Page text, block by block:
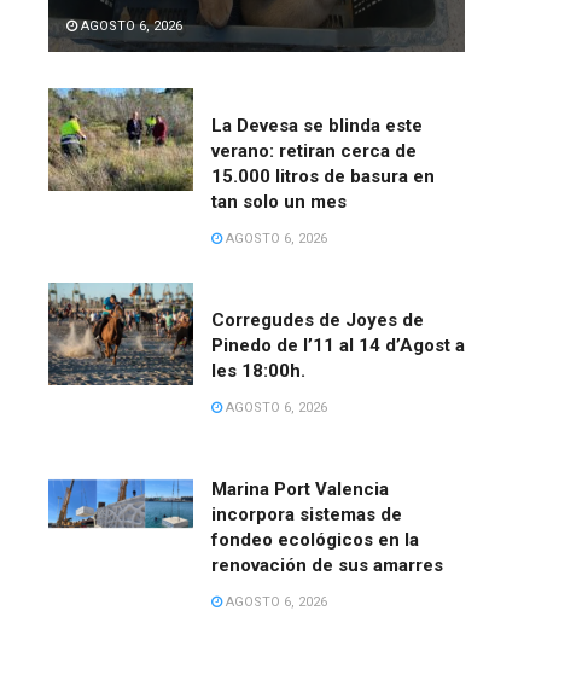
AGOSTO 6, 2026
La Devesa se blinda este
verano: retiran cerca de
15.000 litros de basura en
tan solo un mes
AGOSTO 6, 2026
Corregudes de Joyes de
Pinedo de l’11 al 14 d’Agost a
les 18:00h.
AGOSTO 6, 2026
Marina Port Valencia
incorpora sistemas de
fondeo ecológicos en la
renovación de sus amarres
AGOSTO 6, 2026